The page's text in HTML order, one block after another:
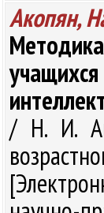
Акопян,
/ Н. И.